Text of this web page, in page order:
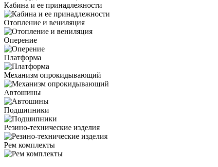
Кабина и ее принадлежности
Отопление и вениляция
Оперение
Платформа
Механизм опрокидывающий
Автошины
Подшипники
Резино-технические изделия
Рем комплекты